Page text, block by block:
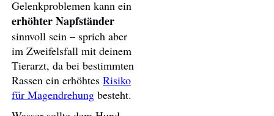
Gelenkproblemen kann ein
erhöhter Napfständer
sinnvoll sein – sprich aber
im Zweifelsfall mit deinem
Tierarzt, da bei bestimmten
Rassen ein erhöhtes Risiko
für Magendrehung besteht.